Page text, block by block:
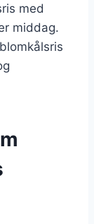
med
middag.